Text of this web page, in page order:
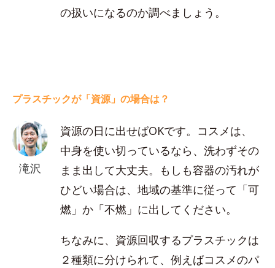
の扱いになるのか調べましょう。
プラスチックが「資源」の場合は？
滝沢
資源の日に出せばOKです。コスメは、
中身を使い切っているなら、洗わずその
まま出して大丈夫。もしも容器の汚れが
ひどい場合は、地域の基準に従って「可
燃」か「不燃」に出してください。
ちなみに、資源回収するプラスチックは
２種類に分けられて、例えばコスメのパ